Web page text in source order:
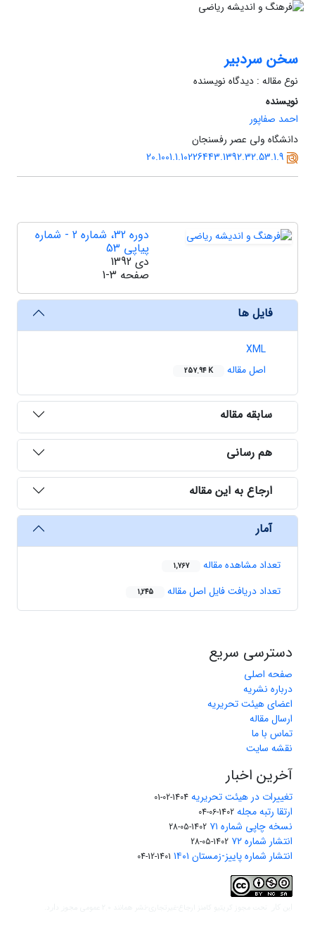
سخن سردبیر
نوع مقاله : دیدگاه نویسنده
نویسنده
احمد صفاپور
دانشگاه ولی عصر رفسنجان
20.1001.1.10226443.1392.32.53.1.9
دوره 32، شماره 2 - شماره
پیاپی 53
دی 1392
صفحه 1-3
فایل ها
XML
اصل مقاله
257.94 K
سابقه مقاله
هم رسانی
ارجاع به این مقاله
آمار
تعداد مشاهده مقاله 1,767
تعداد دریافت فایل اصل مقاله 1,245
دسترسی سریع
صفحه اصلی
درباره نشریه
اعضای هیئت تحریریه
ارسال مقاله
تماس با ما
نقشه سایت
آخرین اخبار
تغییرات در هیئت تحریریه 1404-02-01
ارتقا رتبه مجله 1402-06-04
نسخه چاپی شماره ۷۱ 1402-05-28
انتشار شماره ۷۲ 1402-05-28
انتشار شماره پاییز-زمستان ۱۴۰۱ 1401-12-04